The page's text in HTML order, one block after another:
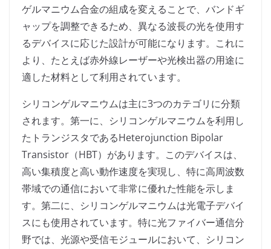
ゲルマニウム合金の組成を変えることで、バンドギ
ャップを調整できるため、異なる波長の光を使用す
るデバイスに応じた設計が可能になります。これに
より、たとえば赤外線レーザーや光検出器の用途に
適した材料として利用されています。
シリコンゲルマニウムは主に3つのカテゴリに分類
されます。第一に、シリコンゲルマニウムを利用し
たトランジスタであるHeterojunction Bipolar
Transistor（HBT）があります。このデバイスは、
高い集積度と高い動作速度を実現し、特に高周波数
帯域での通信において非常に優れた性能を示しま
す。第二に、シリコンゲルマニウムは光電子デバイ
スにも使用されています。特に光ファイバー通信分
野では、光源や受信モジュールにおいて、シリコン